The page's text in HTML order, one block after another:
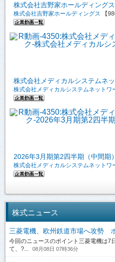
株式会社吉野家ホールディング
株式会社吉野家ホールディングス 【
株式会社メディカルシステムネッ
株式会社メディカルシステムネットワ
2026年3月期第2四半期（中間期
株式会社メディカルシステムネットワ
株式ニュース
三菱電機、欧州鉄道市場へ攻勢
今回のニュースのポイント三菱電機は7
て、?...
08月08日 07時36分